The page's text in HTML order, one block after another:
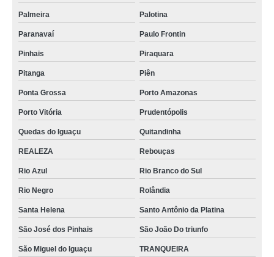
Palmeira Palotina
Paranavaí Paulo Frontin
Pinhais Piraquara
Pitanga Piên
Ponta Grossa Porto Amazonas
Porto Vitória Prudentópolis
Quedas do Iguaçu Quitandinha
REALEZA Rebouças
Rio Azul Rio Branco do Sul
Rio Negro Rolândia
Santa Helena Santo Antônio da Platina
São José dos Pinhais São João Do triunfo
São Miguel do Iguaçu TRANQUEIRA